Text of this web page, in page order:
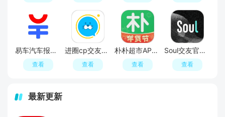
易车汽车报价APP官方正版
查看
进圈cp交友软件手机版
查看
朴朴超市APP最新版本
查看
Soul交友官方APP最新版
查看
最新更新